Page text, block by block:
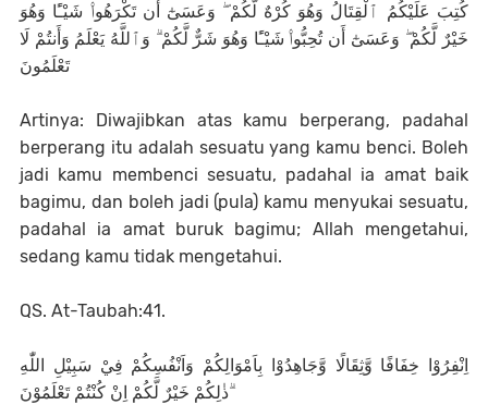
كُتِبَ عَلَيْكُمُ ٱلْقِتَالُ وَهُوَ كُرْهٌ لَّكُمْ ۖ وَعَسَىٰٓ أَن تَكْرَهُوا۟ شَيْـًٔا وَهُوَ
خَيْرٌ لَّكُمْ ۖ وَعَسَىٰٓ أَن تُحِبُّوا۟ شَيْـًٔا وَهُوَ شَرٌّ لَّكُمْ ۗ وَٱللَّهُ يَعْلَمُ وَأَنتُمْ لَا
تَعْلَمُونَ
Artinya: Diwajibkan atas kamu berperang, padahal
berperang itu adalah sesuatu yang kamu benci. Boleh
jadi kamu membenci sesuatu, padahal ia amat baik
bagimu, dan boleh jadi (pula) kamu menyukai sesuatu,
padahal ia amat buruk bagimu; Allah mengetahui,
sedang kamu tidak mengetahui.
QS. At-Taubah:41.
اِنْفِرُوْا خِفَافًا وَّثِقَالًا وَّجَاهِدُوْا بِاَمْوَالِكُمْ وَاَنْفُسِكُمْ فِيْ سَبِيْلِ اللّٰهِ
ۗذٰلِكُمْ خَيْرٌ لَّكُمْ اِنْ كُنْتُمْ تَعْلَمُوْنَ